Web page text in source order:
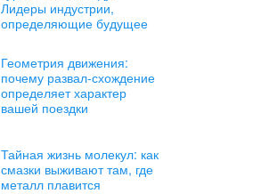
Лидеры индустрии,
определяющие будущее
Геометрия движения:
почему развал-схождение
определяет характер
вашей поездки
Тайная жизнь молекул: как
смазки выживают там, где
металл плавится